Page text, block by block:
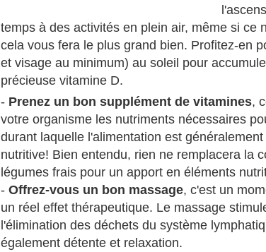
temps à des activités en plein air, même si ce
cela vous fera le plus grand bien. Profitez-en
et visage au minimum) au soleil pour
précieuse vitamine D.
- Prenez un bon supplément de vitamines,
votre organisme les nutriments nécessaires
durant laquelle l'alimentation est
nutritive! Bien entendu, rien ne remplacera la
légumes frais pour un apport en éléments
- Offrez-vous un bon massage, c'est un
un réel effet thérapeutique. Le massage
l'élimination des déchets du système
également détente et relaxation.